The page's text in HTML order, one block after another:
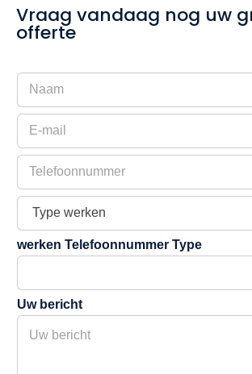
Vraag vandaag nog uw
offerte
N
a
E
m
l
T
l
o
n
u
m
T
p
e
r
k
werken Telefoonnummer Type
Uw bericht